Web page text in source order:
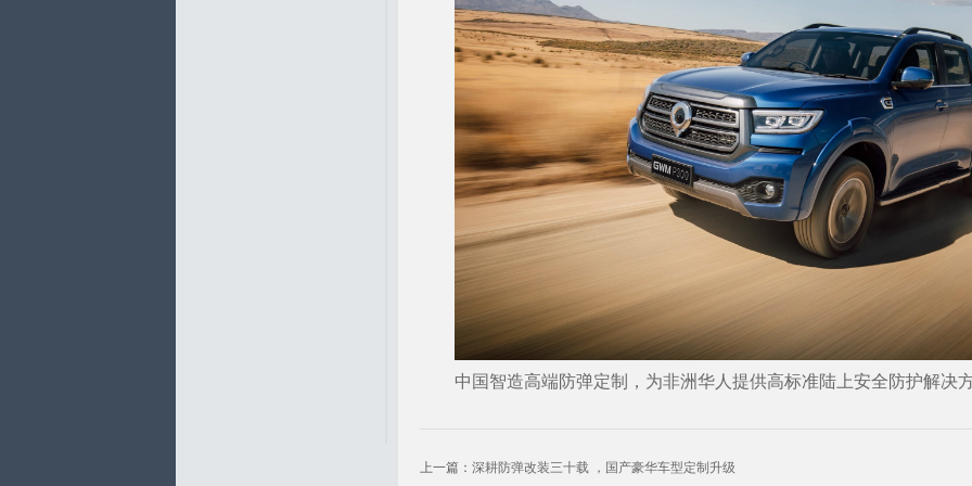
中国智造高端防弹定制，为非洲华人提供高标准陆上安全防护解决
上一篇： 深耕防弹改装三十载 ，国产豪华车型定制升级